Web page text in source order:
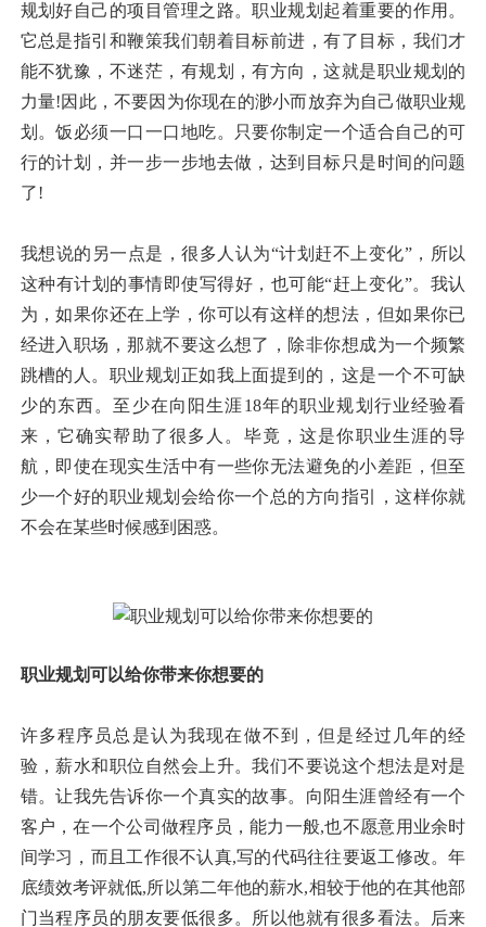
规划好自己的项目管理之路。职业规划起着重要的作用。
它总是指引和鞭策我们朝着目标前进，有了目标，我们才
能不犹豫，不迷茫，有规划，有方向，这就是职业规划的
力量!因此，不要因为你现在的渺小而放弃为自己做职业规
划。饭必须一口一口地吃。只要你制定一个适合自己的可
行的计划，并一步一步地去做，达到目标只是时间的问题
了!
我想说的另一点是，很多人认为“计划赶不上变化”，所以
这种有计划的事情即使写得好，也可能“赶上变化”。我认
为，如果你还在上学，你可以有这样的想法，但如果你已
经进入职场，那就不要这么想了，除非你想成为一个频繁
跳槽的人。职业规划正如我上面提到的，这是一个不可缺
少的东西。至少在向阳生涯18年的职业规划行业经验看
来，它确实帮助了很多人。毕竟，这是你职业生涯的导
航，即使在现实生活中有一些你无法避免的小差距，但至
少一个好的职业规划会给你一个总的方向指引，这样你就
不会在某些时候感到困惑。
职业规划可以给你带来你想要的
许多程序员总是认为我现在做不到，但是经过几年的经
验，薪水和职位自然会上升。我们不要说这个想法是对是
错。让我先告诉你一个真实的故事。向阳生涯曾经有一个
客户，在一个公司做程序员，能力一般,也不愿意用业余时
间学习，而且工作很不认真,写的代码往往要返工修改。年
底绩效考评就低,所以第二年他的薪水,相较于他的在其他部
门当程序员的朋友要低很多。所以他就有很多看法。后来